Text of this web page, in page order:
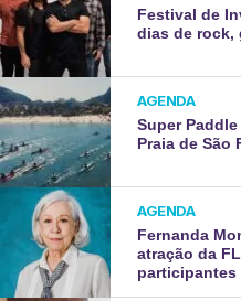
Festival de
dias de rock,
AGENDA
Super
Praia de São
AGENDA
Fernanda
atração da
participantes